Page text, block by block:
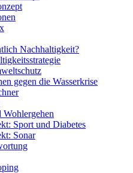
Nachhaltigkeit?
gegen die Wasserkrise
Wohlergehen
Sport und Diabetes
Sonar